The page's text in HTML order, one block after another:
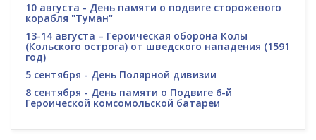
10 августа - День памяти о подвиге сторожевого
корабля "Туман"
13-14 августа – Героическая оборона Колы
(Кольского острога) от шведского нападения (1591
год)
5 сентября - День Полярной дивизии
8 сентября - День памяти о Подвиге 6-й
Героической комсомольской батареи